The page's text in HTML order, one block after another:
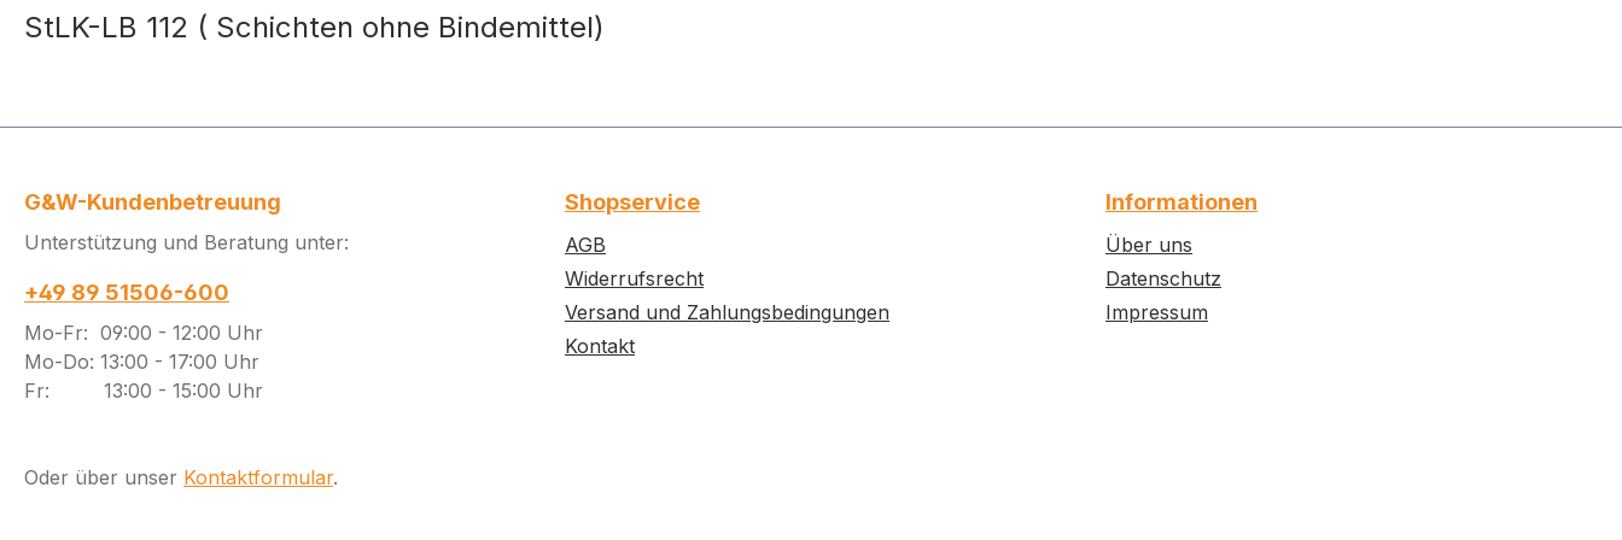
StLK-LB 112 ( Schichten ohne Bindemittel)
G&W-Kundenbetreuung
Unterstützung und Beratung unter:
+49 89 51506-600
Mo-Fr: 09:00 - 12:00 Uhr
Mo-Do: 13:00 - 17:00 Uhr
Fr: 13:00 - 15:00 Uhr
Oder über unser Kontaktformular.
Shopservice
AGB
Widerrufsrecht
Versand und Zahlungsbedingungen
Kontakt
Informationen
Über uns
Datenschutz
Impressum